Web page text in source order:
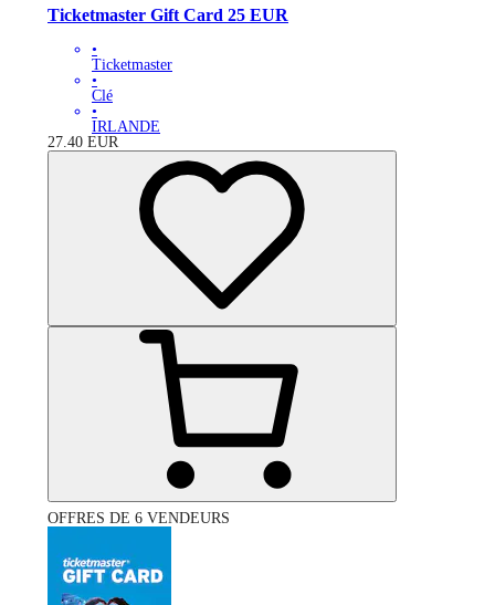
Ticketmaster Gift Card 25 EUR
•
Ticketmaster
•
Clé
•
IRLANDE
27.40 EUR
OFFRES DE 6 VENDEURS